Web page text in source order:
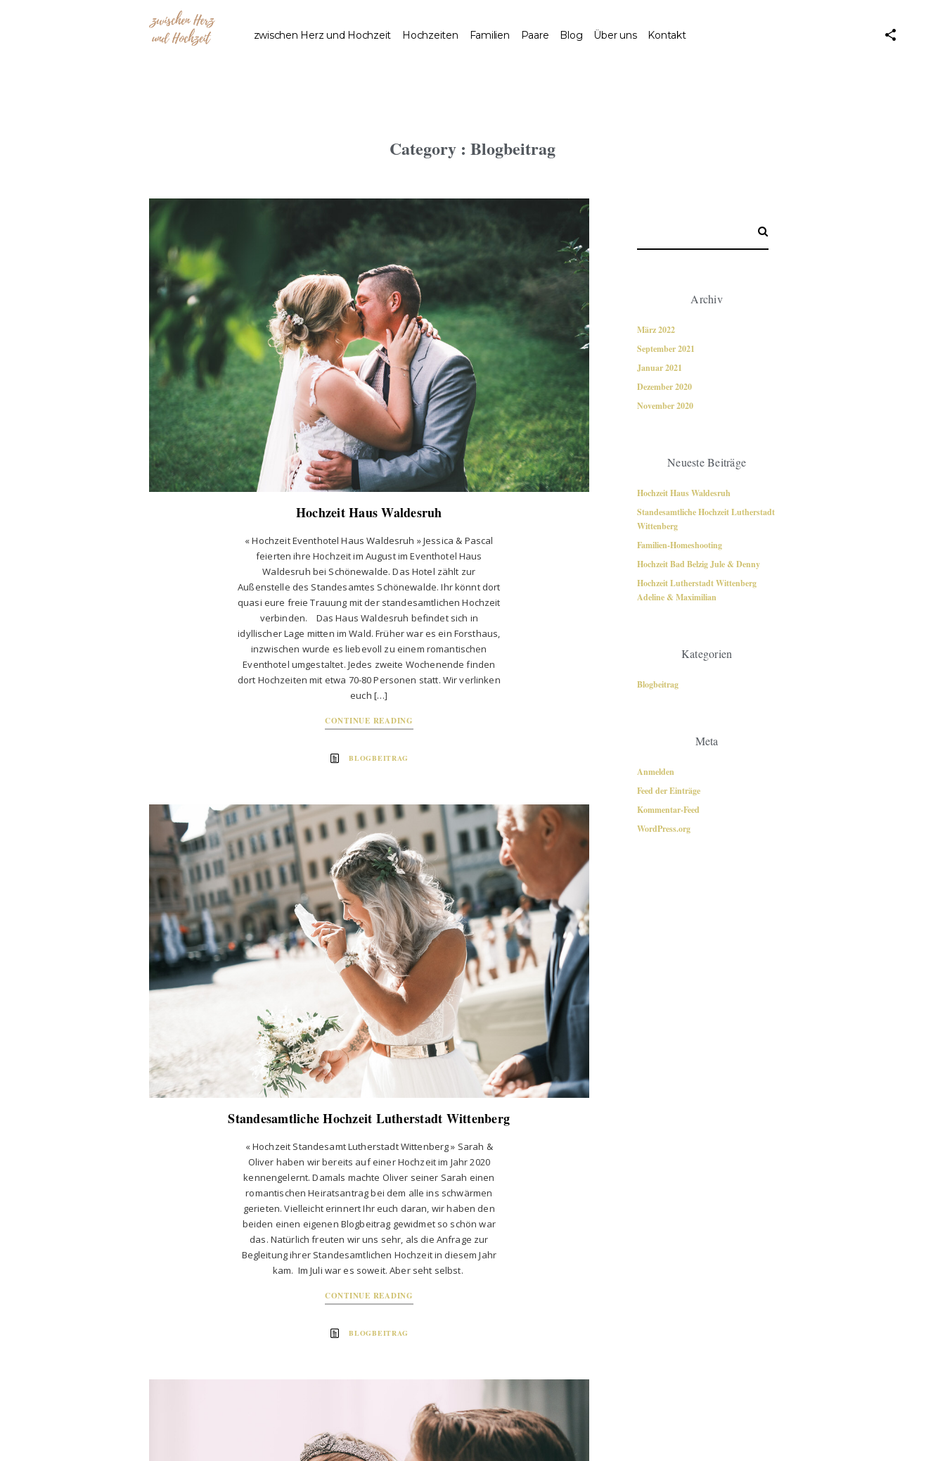
zwischen Herz und Hochzeit Hochzeiten Familien Paare Blog Über uns Kontakt
Category : Blogbeitrag
Hochzeit Haus Waldesruh
« Hochzeit Eventhotel Haus Waldesruh » Jessica & Pascal
feierten ihre Hochzeit im August im Eventhotel Haus
Waldesruh bei Schönewalde. Das Hotel zählt zur
Außenstelle des Standesamtes Schönewalde. Ihr könnt dort
quasi eure freie Trauung mit der standesamtlichen Hochzeit
verbinden. Das Haus Waldesruh befindet sich in
idyllischer Lage mitten im Wald. Früher war es ein Forsthaus,
inzwischen wurde es liebevoll zu einem romantischen
Eventhotel umgestaltet. Jedes zweite Wochenende finden
dort Hochzeiten mit etwa 70-80 Personen statt. Wir verlinken
euch […]
CONTINUE READING
BLOGBEITRAG
Standesamtliche Hochzeit Lutherstadt Wittenberg
« Hochzeit Standesamt Lutherstadt Wittenberg » Sarah &
Oliver haben wir bereits auf einer Hochzeit im Jahr 2020
kennengelernt. Damals machte Oliver seiner Sarah einen
romantischen Heiratsantrag bei dem alle ins schwärmen
gerieten. Vielleicht erinnert Ihr euch daran, wir haben den
beiden einen eigenen Blogbeitrag gewidmet so schön war
das. Natürlich freuten wir uns sehr, als die Anfrage zur
Begleitung ihrer Standesamtlichen Hochzeit in diesem Jahr
kam. Im Juli war es soweit. Aber seht selbst.
CONTINUE READING
BLOGBEITRAG
Archiv
März 2022
September 2021
Januar 2021
Dezember 2020
November 2020
Neueste Beiträge
Hochzeit Haus Waldesruh
Standesamtliche Hochzeit Lutherstadt
Wittenberg
Familien-Homeshooting
Hochzeit Bad Belzig Jule & Denny
Hochzeit Lutherstadt Wittenberg
Adeline & Maximilian
Kategorien
Blogbeitrag
Meta
Anmelden
Feed der Einträge
Kommentar-Feed
WordPress.org